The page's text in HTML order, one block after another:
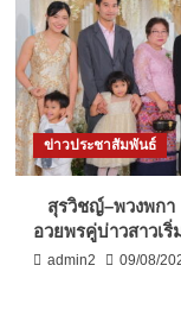
ข่าวประชาสัมพันธ์
สุรวิชญ์–พวงพกา
อวยพรคู่บ่าวสาวเ
admin2 09/08/